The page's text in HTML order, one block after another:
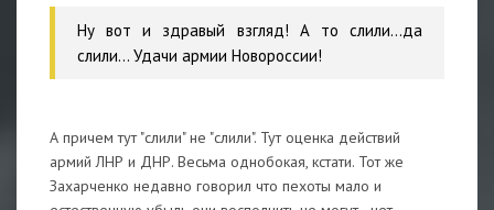
Ну вот и здравый взгляд! А то слили...да
слили... Удачи армии Новороссии!
А причем тут "слили" не "слили". Тут оценка действий
армий ЛНР и ДНР. Весьма однобокая, кстати. Тот же
Захарченко недавно говорил что пехоты мало и